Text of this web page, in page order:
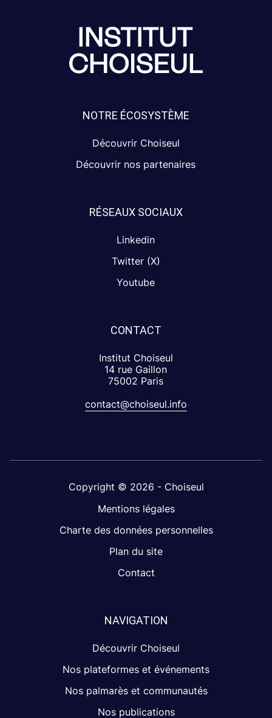
NOTRE ÉCOSYSTÈME
Découvrir Choiseul
Découvrir nos partenaires
RÉSEAUX SOCIAUX
Linkedin
Twitter (X)
Youtube
CONTACT
Institut Choiseul
14 rue Gaillon
75002 Paris
contact@choiseul.info
Copyright © 2026 - Choiseul
Mentions légales
Charte des données personnelles
Plan du site
Contact
NAVIGATION
Découvrir Choiseul
Nos plateformes et événements
Nos palmarès et communautés
Nos publications